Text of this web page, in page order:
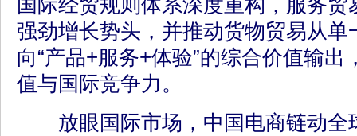
国际经贸规则体系深度重构，服务
强劲增长势头，并推动货物贸易从单
向“产品+服务+体验”的综合价值输
值与国际竞争力。
放眼国际市场，中国电商链动全